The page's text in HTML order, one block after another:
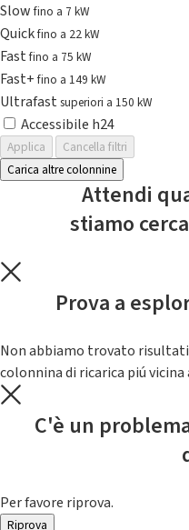
Slowfino a 7 kW
Quickfino a 22 kW
Fastfino a 75 kW
Fast+fino a 149 kW
Ultrafast superiori a 150 kW
Accessibile h24
Applica
Cancella filtri
Carica altre colonnine
Attendi
stiamo
Prova a
Non abbiamo trovato risultati
colonnina di ricarica piú
C'è un
Per favore riprova.
Riprova